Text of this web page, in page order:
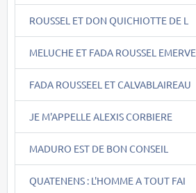
ROUSSEL ET DON QUICHIOTTE DE L
MELUCHE ET FADA ROUSSEL EMERVE
FADA ROUSSEEL ET CALVABLAIREAU
JE M'APPELLE ALEXIS CORBIERE
MADURO EST DE BON CONSEIL
QUATENENS : L'HOMME A TOUT FAI